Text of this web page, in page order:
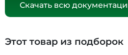
Скачать всю
Этот товар из подборок